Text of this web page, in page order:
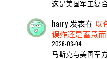
这是美国军工复
harry发表在 以
误炸还是蓄意而
2026-03-04
马斯克与美国军